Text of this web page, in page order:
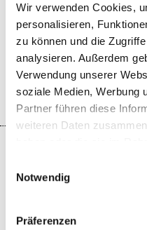
Wir verwenden Cookies,
personalisieren,
zu können und die
analysieren. Außerdem
Verwendung unserer
soziale Medien, Werbung
Partner führen diese
weiteren Daten
Notwendig
Präferenzen
DID YOU FIND THIS
YES NO
−